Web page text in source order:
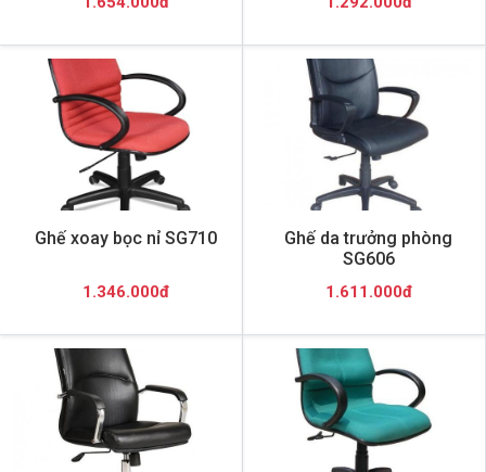
Ghế xoay bọc nỉ SG710
1.346.000đ
Ghế da trưởng phòng
SG606
1.611.000đ